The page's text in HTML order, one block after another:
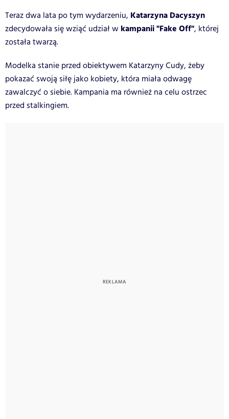
Teraz dwa lata po tym wydarzeniu, Katarzyna Dacyszyn
zdecydowała się wziąć udział w kampanii "Fake Off", której
została twarzą.
Modelka stanie przed obiektywem Katarzyny Cudy, żeby
pokazać swoją siłę jako kobiety, która miała odwagę
zawalczyć o siebie. Kampania ma również na celu ostrzec
przed stalkingiem.